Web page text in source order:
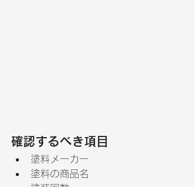
確認するべき項目
塗料メーカー
塗料の商品名